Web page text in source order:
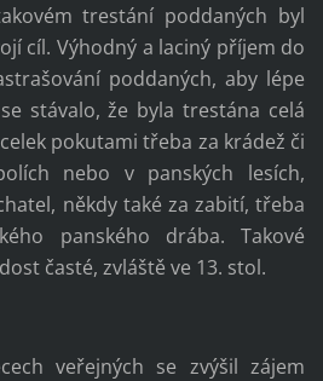
trestání poddaných byl
cíl. Výhodný a laciný příjem do
poddaných, aby lépe
stávalo, že byla trestána celá
pokutami třeba za krádež či
nebo v panských lesích,
někdy také za zabití, třeba
panského drába. Takové
časté, zvláště ve 13. stol.
veřejných se zvýšil zájem